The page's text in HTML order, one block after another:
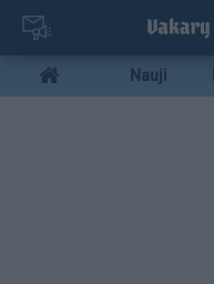
Pereiti
pagrindinį
turinį
Mobile
menu
Nauji